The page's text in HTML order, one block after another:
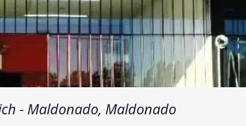
- Maldonado, Maldonado